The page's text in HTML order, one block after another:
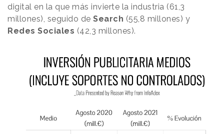
digital en la que más invierte la industria (61,3
millones), seguido de Search (55,8 millones) y
Redes Sociales (42,3 millones).